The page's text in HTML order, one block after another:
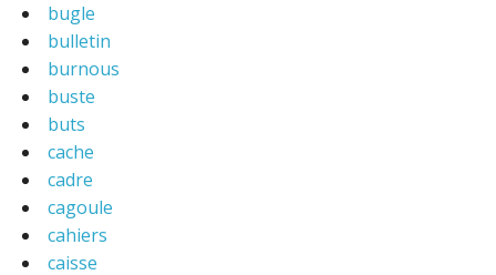
bugle
bulletin
burnous
buste
buts
cache
cadre
cagoule
cahiers
caisse